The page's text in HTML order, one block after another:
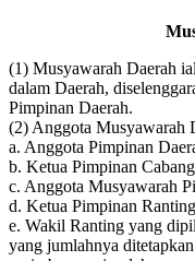
(1) Musyawarah Daerah
dalam Daerah,
Pimpinan Daerah.
(2) Anggota Musyawarah
a. Anggota Pimpinan
b. Ketua Pimpinan Cabang
c. Anggota Musyawarah
d. Ketua Pimpinan Ranting
e. Wakil Ranting yang
yang jumlahnya